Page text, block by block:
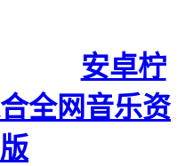
安卓柠
全网音乐资